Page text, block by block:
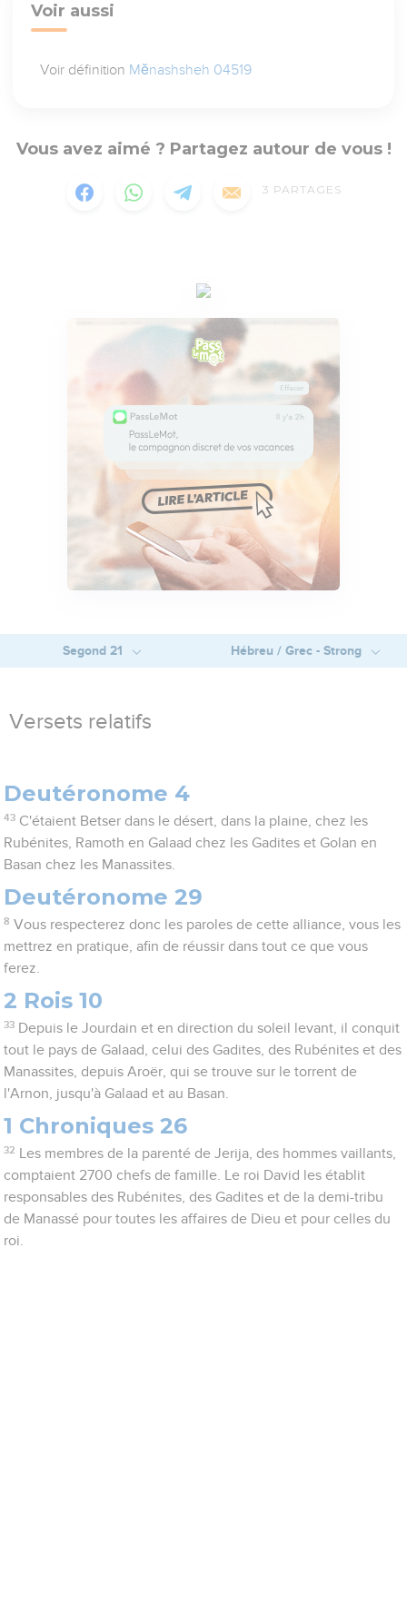
Voir aussi
Voir définition Mĕnashsheh 04519
Vous avez aimé ? Partagez autour de vous !
3 PARTAGES
Segond 21 Hébreu / Grec - Strong
Versets relatifs
Deutéronome 4
43 C'étaient Betser dans le désert, dans la plaine, chez les
Rubénites, Ramoth en Galaad chez les Gadites et Golan en
Basan chez les Manassites.
Deutéronome 29
8 Vous respecterez donc les paroles de cette alliance, vous les
mettrez en pratique, afin de réussir dans tout ce que vous
ferez.
2 Rois 10
33 Depuis le Jourdain et en direction du soleil levant, il conquit
tout le pays de Galaad, celui des Gadites, des Rubénites et des
Manassites, depuis Aroër, qui se trouve sur le torrent de
l'Arnon, jusqu'à Galaad et au Basan.
1 Chroniques 26
32
Les membres de la parenté de Jerija, des hommes vaillants,
comptaient 2700 chefs de famille. Le roi David les établit
responsables des Rubénites, des Gadites et de la demi-tribu
de Manassé pour toutes les affaires de Dieu et pour celles du
roi.